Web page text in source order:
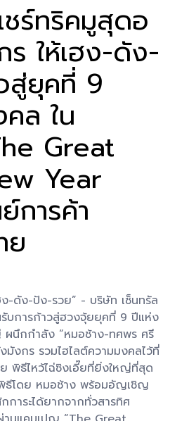
ชร์ทริคมูสุดอ
ให้เฮง-ดัง-
สู่ยุคที่ 9
ล ใน
Great
Year
การค้า
ย
-ดัง-ปัง-รวย” - บริษัท เซ็นทรัล
การก้าวสู่ฮวงจุ้ยยุคที่ 9 ปีแห่ง
ผนึกกำลัง “หมอช้าง-ทศพร ศรี
งกร รวมไฮไลต์ความมงคลไว้ที่
ย พิธีไหว้ไฉ่ซิงเอี๊ยที่ยิ่งใหญ่ที่สุด
พิธีโดย หมอช้าง พร้อมอัญเชิญ
การะได้ยากจากทั่วสารทิศ